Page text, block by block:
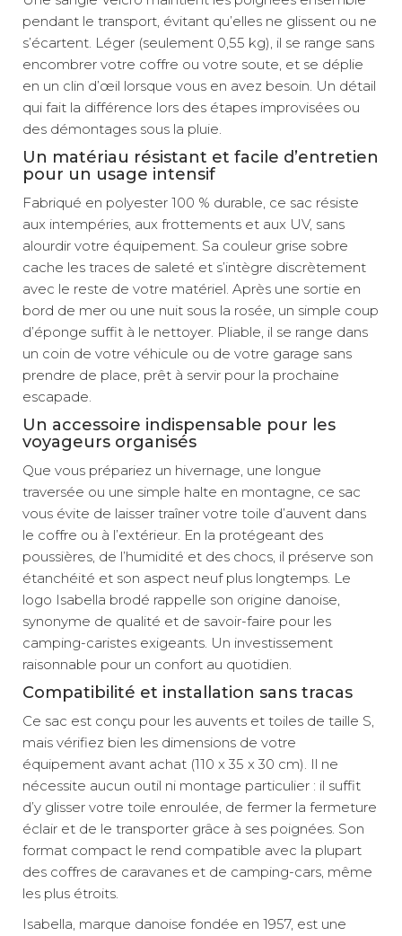
pendant le transport, évitant qu’elles ne glissent ou ne
s’écartent. Léger (seulement 0,55 kg), il se range sans
encombrer votre coffre ou votre soute, et se déplie
en un clin d’œil lorsque vous en avez besoin. Un détail
qui fait la différence lors des étapes improvisées ou
des démontages sous la pluie.
Un matériau résistant et facile d’entretien
pour un usage intensif
Fabriqué en polyester 100 % durable, ce sac résiste
aux intempéries, aux frottements et aux UV, sans
alourdir votre équipement. Sa couleur grise sobre
cache les traces de saleté et s’intègre discrètement
avec le reste de votre matériel. Après une sortie en
bord de mer ou une nuit sous la rosée, un simple coup
d’éponge suffit à le nettoyer. Pliable, il se range dans
un coin de votre véhicule ou de votre garage sans
prendre de place, prêt à servir pour la prochaine
escapade.
Un accessoire indispensable pour les
voyageurs organisés
Que vous prépariez un hivernage, une longue
traversée ou une simple halte en montagne, ce sac
vous évite de laisser traîner votre toile d’auvent dans
le coffre ou à l’extérieur. En la protégeant des
poussières, de l’humidité et des chocs, il préserve son
étanchéité et son aspect neuf plus longtemps. Le
logo Isabella brodé rappelle son origine danoise,
synonyme de qualité et de savoir-faire pour les
camping-caristes exigeants. Un investissement
raisonnable pour un confort au quotidien.
Compatibilité et installation sans tracas
Ce sac est conçu pour les auvents et toiles de taille S,
mais vérifiez bien les dimensions de votre
équipement avant achat (110 x 35 x 30 cm). Il ne
nécessite aucun outil ni montage particulier : il suffit
d’y glisser votre toile enroulée, de fermer la fermeture
éclair et de le transporter grâce à ses poignées. Son
format compact le rend compatible avec la plupart
des coffres de caravanes et de camping-cars, même
les plus étroits.
Isabella, marque danoise fondée en 1957, est une